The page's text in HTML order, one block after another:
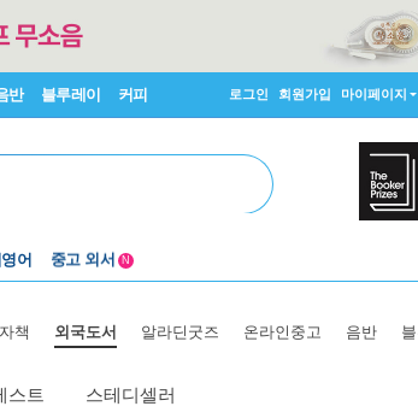
반 블루레이 커피 로그인 회원가입 마이페이지
어
5백원부터
N
책 외국도서 알라딘굿즈 온라인중고 음반
스트 스테디셀러